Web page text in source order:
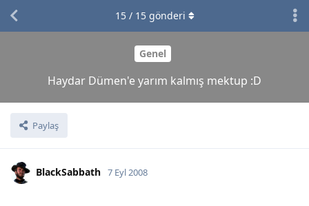
Genel
Haydar Dümen'e yarım kalmış mektup :D
Paylaş
15/ 15gönderi
BlackSabbath 7 Eyl 2008